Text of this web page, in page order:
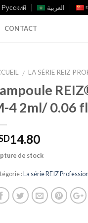
Русский العربية
CONTACT
/ LA SÉRIE REIZ
4 2ml/ 0.06
14.80
de stock
:La série REIZ